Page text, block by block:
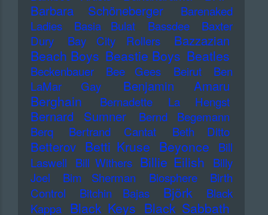
Barbara Schöneberger
Barenaked
Ladies
Basia Bulat Bassdee
Baxter
Dury
Bay City Rollers Bazzazian
Beach Boys Beastie Boys Beatles
Beckenbauer Bee Gees Beirut
Ben
LaMar Gay
Benjamin Amaru
Berghain Bernadette La Hengst
Bernard Sumner
Bernd Begemann
Berq
Bertrand Cantat Beth Ditto
Betterov Betti Kruse Beyonce
Bill
Laswell
Bill Withers Billie Eilish
Billy
Joel
Bim Sherman Biosphere
Birth
Control
Bitchin Bajas Björk
Black
Kappa Black Keys Black Sabbath